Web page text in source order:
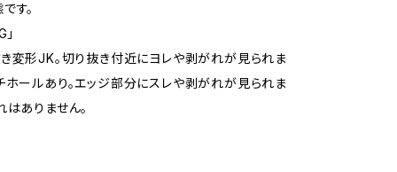
す。
変形JK。切り抜き付近にヨレや剥がれが見られま
ホールあり。エッジ部分にスレや剥がれが見られま
はありません。